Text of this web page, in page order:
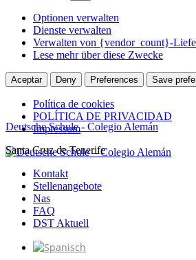
Optionen verwalten
Dienste verwalten
Verwalten von {vendor_count}-
Lese mehr über diese Zwecke
Aceptar Deny Preferences Save
Política de cookies
POLÍTICA DE PRIVACIDAD
Impressum
Zum
springen
Deutsche Schule - Colegio Alemán
Santa Cruz de Tenerife
Kontakt
Stellenangebote
Nas
FAQ
DST Aktuell